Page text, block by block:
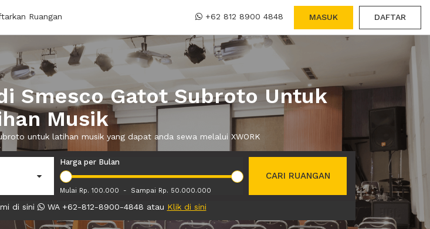
Ruangan +62 812 8900 4848 MASUK DAFTAR
Smesco Gatot Subroto Untuk
Musik
untuk latihan musik yang dapat anda sewa melalui XWORK
Harga per Bulan
Mulai Rp. 100.000 - Sampai Rp. 50.000.000
CARI RUANGAN
di sini WA +62-812-8900-4848 atau Klik di sini